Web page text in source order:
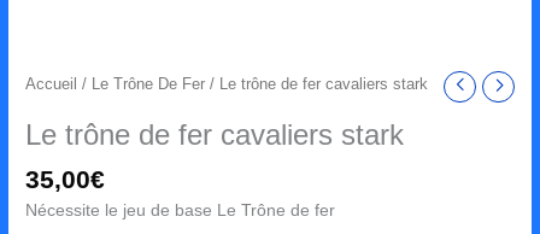
Accueil / Le Trône De Fer / Le trône de fer cavaliers stark
Le trône de fer cavaliers stark
35,00€
Nécessite le jeu de base Le Trône de fer